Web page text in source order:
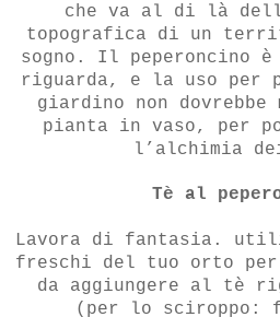
che va al di là
topografica di un
sogno. Il peperoncino è
riguarda, e la uso per
giardino non dovrebbe
pianta in vaso, per
l’alchimia
Tè al
Lavora di fantasia.
freschi del tuo orto per
da aggiungere al tè
(per lo